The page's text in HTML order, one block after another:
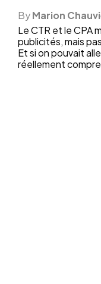
ByMarion
Le CTR et le CPA
publicités, mais
Et si on pouvait
réellement